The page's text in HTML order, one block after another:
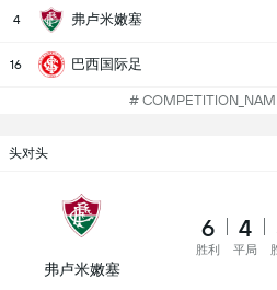
4 弗卢米嫩塞
16 巴西国际足
#
头对头
弗卢米嫩塞
6
胜利
4
平局